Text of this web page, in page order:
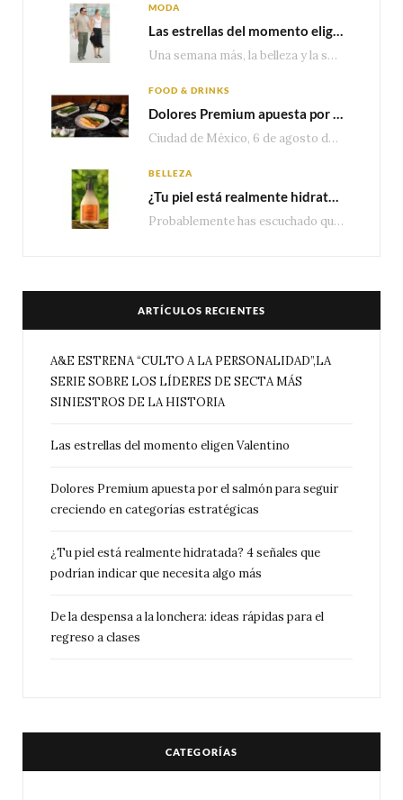
MODA
Las estrellas del momento eligen Valentino
Una semana más, la belleza y la sofisticación de Valentino vuelven a tomar el escenario internacional. Desde…
FOOD & DRINKS
Dolores Premium apuesta por el salmón para seguir creciendo en categorías estratégicas
Ciudad de México, 6 de agosto de 2026.— Con una producción de 2.17 millones de…
BELLEZA
¿Tu piel está realmente hidratada? 4 señales que podrían indicar que necesita algo más
Probablemente has escuchado que el cuidado e hidratación corporal se suele asociar únicamente con una…
ARTÍCULOS RECIENTES
A&E ESTRENA “CULTO A LA PERSONALIDAD”,LA
SERIE SOBRE LOS LÍDERES DE SECTA MÁS
SINIESTROS DE LA HISTORIA
Las estrellas del momento eligen Valentino
Dolores Premium apuesta por el salmón para seguir
creciendo en categorías estratégicas
¿Tu piel está realmente hidratada? 4 señales que
podrían indicar que necesita algo más
De la despensa a la lonchera: ideas rápidas para el
regreso a clases
CATEGORÍAS